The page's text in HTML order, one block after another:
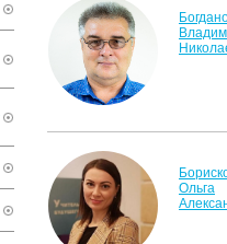
Ольга